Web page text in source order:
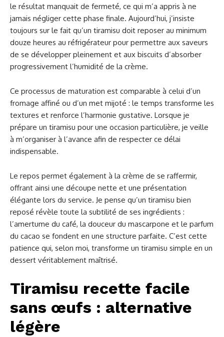
le résultat manquait de fermeté, ce qui m’a appris à ne
jamais négliger cette phase finale. Aujourd’hui, j’insiste
toujours sur le fait qu’un tiramisu doit reposer au minimum
douze heures au réfrigérateur pour permettre aux saveurs
de se développer pleinement et aux biscuits d’absorber
progressivement l’humidité de la crème.
Ce processus de maturation est comparable à celui d’un
fromage affiné ou d’un met mijoté : le temps transforme les
textures et renforce l’harmonie gustative. Lorsque je
prépare un tiramisu pour une occasion particulière, je veille
à m’organiser à l’avance afin de respecter ce délai
indispensable.
Le repos permet également à la crème de se raffermir,
offrant ainsi une découpe nette et une présentation
élégante lors du service. Je pense qu’un tiramisu bien
reposé révèle toute la subtilité de ses ingrédients :
l’amertume du café, la douceur du mascarpone et le parfum
du cacao se fondent en une structure parfaite. C’est cette
patience qui, selon moi, transforme un tiramisu simple en un
dessert véritablement maîtrisé.
Tiramisu recette facile
sans œufs : alternative
légère